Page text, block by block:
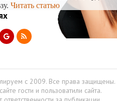
знать про анальный секс
«Семейные отношения»